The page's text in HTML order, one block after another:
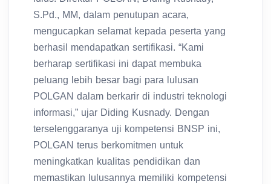
S.Pd., MM, dalam penutupan acara,
mengucapkan selamat kepada peserta yang
berhasil mendapatkan sertifikasi. “Kami
berharap sertifikasi ini dapat membuka
peluang lebih besar bagi para lulusan
POLGAN dalam berkarir di industri teknologi
informasi,” ujar Diding Kusnady. Dengan
terselenggaranya uji kompetensi BNSP ini,
POLGAN terus berkomitmen untuk
meningkatkan kualitas pendidikan dan
memastikan lulusannya memiliki kompetensi